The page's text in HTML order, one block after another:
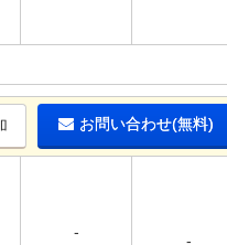
お問い合わせ(無料)
-
-